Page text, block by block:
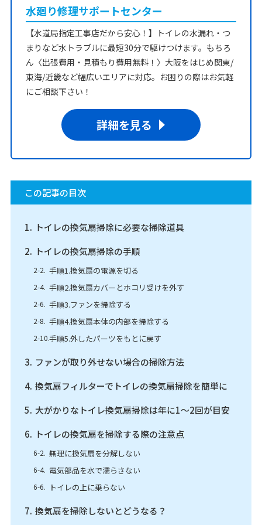
水廻り修理サポートセンター
【水道局指定工事店だから安心！】トイレの水漏れ・つ
まりなど水トラブルに最短30分で駆けつけます。もちろ
ん〈出張費用・見積もり費用無料！〉大阪をはじめ関東/
東海/近畿など幅広いエリアに対応。お困りの際はお気軽
にご相談下さい！
詳細を見る
この記事の目次
トイレの換気扇掃除に必要な掃除道具
トイレの換気扇掃除の手順
手順1.換気扇の電源を切る
手順2.換気扇カバーとホコリ受けを外す
手順3.ファンを掃除する
手順4.換気扇本体の内部を掃除する
手順5.外したパーツをもとに戻す
ファンが取り外せない場合の掃除方法
換気扇フィルターでトイレの換気扇掃除を簡単に
大がかりなトイレ換気扇掃除は年に1～2回が目安
トイレの換気扇を掃除する際の注意点
無理に換気扇を分解しない
電気部品を水で濡らさない
トイレの上に乗らない
換気扇を掃除しないとどうなる？